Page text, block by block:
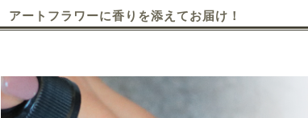
アートフラワーに香りを添えてお届け！